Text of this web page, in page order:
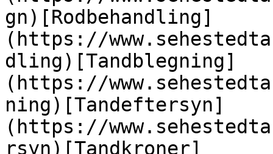
gn)[Rodbehandling]
(https://
dling)[Tandblegning]
(https://
ning)[Tandeftersyn]
(https://
rsyn)[Tandkroner]